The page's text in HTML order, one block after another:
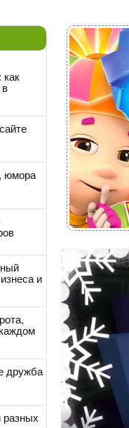
как
в
юмора
и
дружба
разных